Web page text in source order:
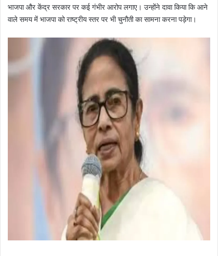
भाजपा और केंद्र सरकार पर कई गंभीर आरोप लगाए। उन्होंने दावा किया कि आने
वाले समय में भाजपा को राष्ट्रीय स्तर पर भी चुनौती का सामना करना पड़ेगा।